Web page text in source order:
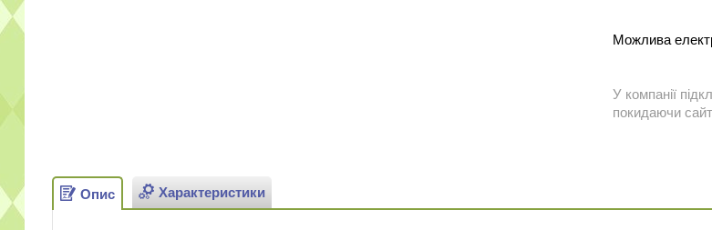
У компанії
покидаючи
Опис Характеристики